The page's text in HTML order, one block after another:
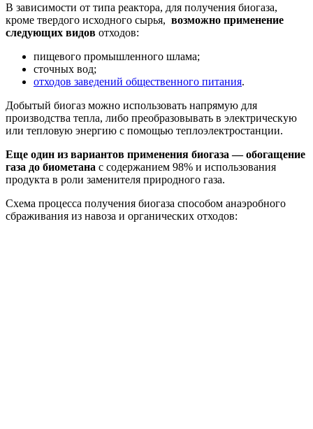
В зависимости от типа реактора, для получения биогаза,
кроме твердого исходного сырья, возможно применение
следующих видов отходов:
пищевого промышленного шлама;
сточных вод;
отходов заведений общественного питания.
Добытый биогаз можно использовать напрямую для
производства тепла, либо преобразовывать в электрическую
или тепловую энергию с помощью теплоэлектростанции.
Еще один из вариантов применения биогаза — обогащение
газа до биометана с содержанием 98% и использования
продукта в роли заменителя природного газа.
Схема процесса получения биогаза способом анаэробного
сбраживания из навоза и органических отходов: